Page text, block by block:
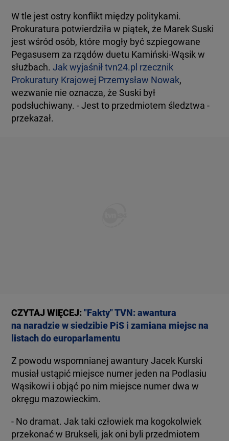
W tle jest ostry konflikt między politykami.
Prokuratura potwierdziła w piątek, że Marek Suski
jest wśród osób, które mogły być szpiegowane
Pegasusem za rządów duetu Kamiński-Wąsik w
służbach.Jak wyjaśnił tvn24.pl rzecznik
Prokuratury Krajowej Przemysław Nowak,
wezwanie nie oznacza, że Suski był
podsłuchiwany. - Jest to przedmiotem śledztwa -
przekazał.
CZYTAJ WIĘCEJ:"Fakty" TVN: awantura
na naradzie w siedzibie PiS i zamiana miejsc na
listach do europarlamentu
Z powodu wspomnianej awantury Jacek Kurski
musiał ustąpić miejsce numer jeden na Podlasiu
Wąsikowi i objąć po nim miejsce numer dwa w
okręgu mazowieckim.
- No dramat. Jak taki człowiek ma kogokolwiek
przekonać w Brukseli, jak oni byli przedmiotem